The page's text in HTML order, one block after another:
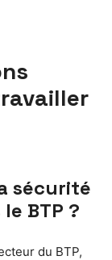
sécurité
BTP ?
du BTP,